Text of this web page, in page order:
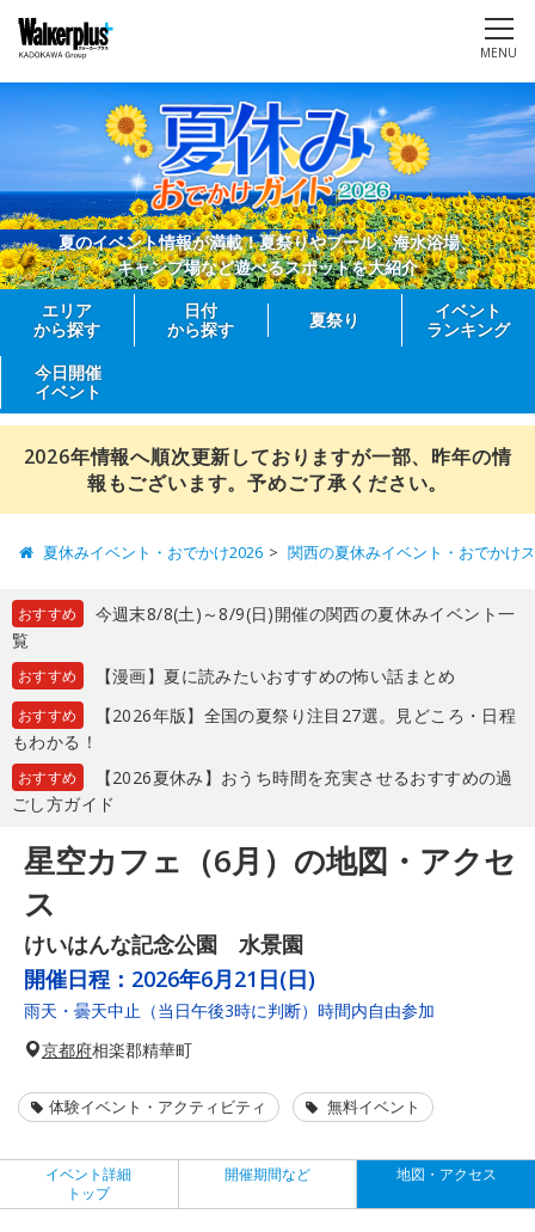
MENU
夏のイベント情報が満載！夏祭りやプール、海水浴場、
キャンプ場など遊べるスポットを大紹介
エリア
から探す
日付
から探す
夏祭り
イベント
ランキング
今日開催
イベント
2026年情報へ順次更新しておりますが一部、昨年の情
報もございます。予めご了承ください。
夏休みイベント・おでかけ2026 関西の夏休みイベント・おでかけ
おすすめ
今週末8/8(土)～8/9(日)開催の関西の夏休みイベント一
覧
おすすめ 【漫画】夏に読みたいおすすめの怖い話まとめ
おすすめ
【2026年版】全国の夏祭り注目27選。見どころ・日程
もわかる！
おすすめ
【2026夏休み】おうち時間を充実させるおすすめの過
ごし方ガイド
星空カフェ（6月）の地図・アクセ
ス
けいはんな記念公園 水景園
開催日程： 2026年6月21日(日)
雨天・曇天中止（当日午後3時に判断）時間内自由参加
京都府相楽郡精華町
体験イベント・アクティビティ 無料イベント
イベント詳細
トップ
開催期間など 地図・アクセス